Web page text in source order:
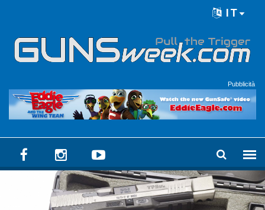
IT
Pubblicità